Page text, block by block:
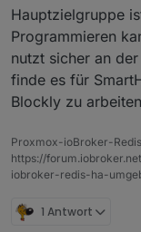
Hauptzielgruppe
Programmieren
nutzt sicher an
finde es für
Blockly zu
Proxmox-ioBroker-
https://
iobroker-redis-ha-
1 Antwort